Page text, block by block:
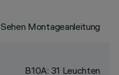
Sehen Montageanleitung
B10A: 31 Leuchten